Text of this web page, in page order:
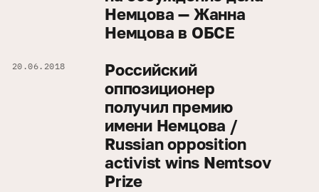
Немцова — Жанна
Немцова в ОБСЕ
20.06.2018
Российский
оппозиционер
получил премию
имени Немцова /
Russian opposition
activist wins Nemtsov
Prize